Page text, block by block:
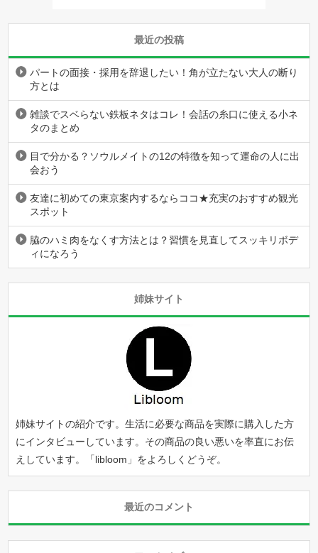
最近の投稿
パートの面接・採用を辞退したい！角が立たない大人の断り
方とは
雑談でスベらない鉄板ネタはコレ！会話の糸口に使える小ネ
タのまとめ
目で分かる？ソウルメイトの12の特徴を知って運命の人に出
会おう
友達に初めての東京案内するならココ★充実のおすすめ観光
スポット
脇のハミ肉をなくす方法とは？習慣を見直してスッキリボデ
ィになろう
姉妹サイト
姉妹サイトの紹介です。生活に必要な商品を実際に購入した方
にインタビューしています。その商品の良い悪いを率直にお伝
えしています。「libloom 」をよろしくどうぞ。
最近のコメント